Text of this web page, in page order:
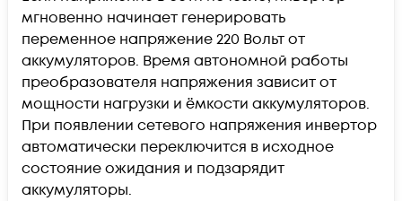
мгновенно начинает генерировать
переменное напряжение 220 Вольт от
аккумуляторов. Время автономной работы
преобразователя напряжения зависит от
мощности нагрузки и ёмкости аккумуляторов.
При появлении сетевого напряжения инвертор
автоматически переключится в исходное
состояние ожидания и подзарядит
аккумуляторы.